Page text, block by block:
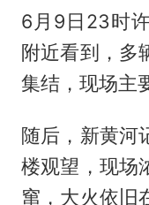
6月9日23时
附近看到，多
集结，现场主
随后，新黄河
楼观望，现场
窜，大火依旧